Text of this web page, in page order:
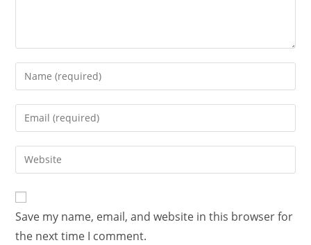
Save my name, email, and website in this browser for
the next time I comment.